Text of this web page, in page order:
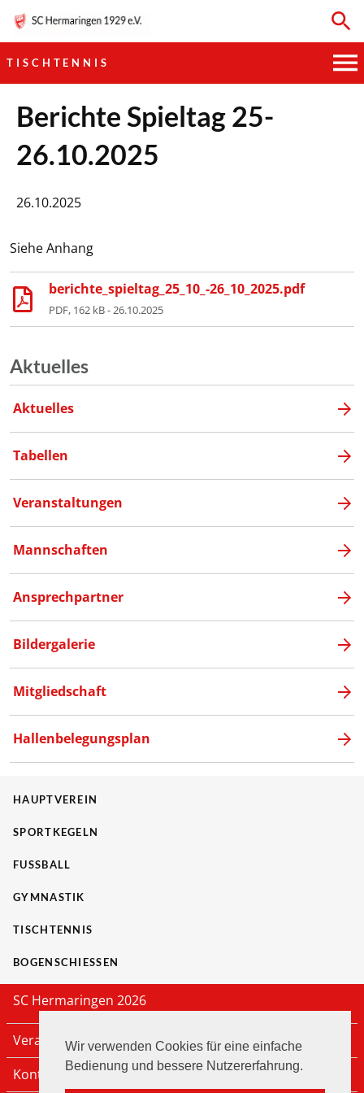
Wir verwenden Cookies für eine einfache
Bedienung und bessere Nutzererfahrung.
TISCHTENNIS
HAUPTVEREIN
SPORTKEGELN
TISCHTENNIS
BOGENSCHIESSEN
Berichte Spieltag 25-
26.10.2025
26.10.2025
Siehe Anhang
berichte_spieltag_25_10_-26_10_2025.pdf
PDF, 162 kB - 26.10.2025
Aktuelles
Aktuelles
Tabellen
Veranstaltungen
Mannschaften
Ansprechpartner
Bildergalerie
Mitgliedschaft
Hallenbelegungsplan
HAUPTVEREIN
SPORTKEGELN
FUSSBALL
GYMNASTIK
TISCHTENNIS
BOGENSCHIESSEN
SC Hermaringen 2026
Veranstaltungen
Kontakt